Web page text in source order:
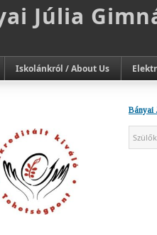
Júlia
Iskolánkról / About Us
Bányai